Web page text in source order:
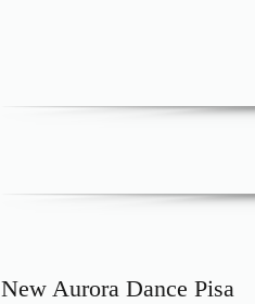
New Aurora Dance Pisa